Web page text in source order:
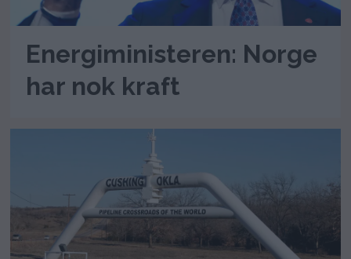
Energiministeren: Norge
har nok kraft